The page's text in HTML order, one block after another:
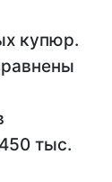
купюр.
тыс.